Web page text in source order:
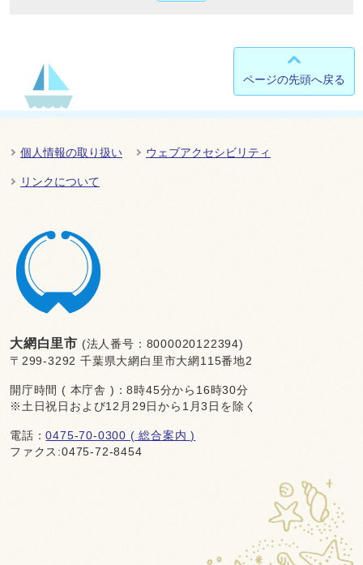
ページの先頭へ戻る
個人情報の取り扱い ウェブアクセシビリティ
リンクについて
大網白里市 (法人番号：8000020122394)
〒299-3292 千葉県大網白里市大網115番地2
開庁時間 ( 本庁舎 )：8時45分から16時30分
※土日祝日および12月29日から1月3日を除く
電話：0475-70-0300 ( 総合案内 )
ファクス:0475-72-8454